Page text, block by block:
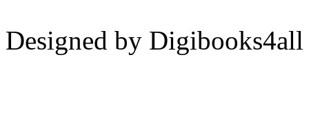
Designed by Digibooks4all